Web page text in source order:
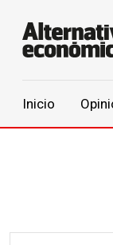
Inicio